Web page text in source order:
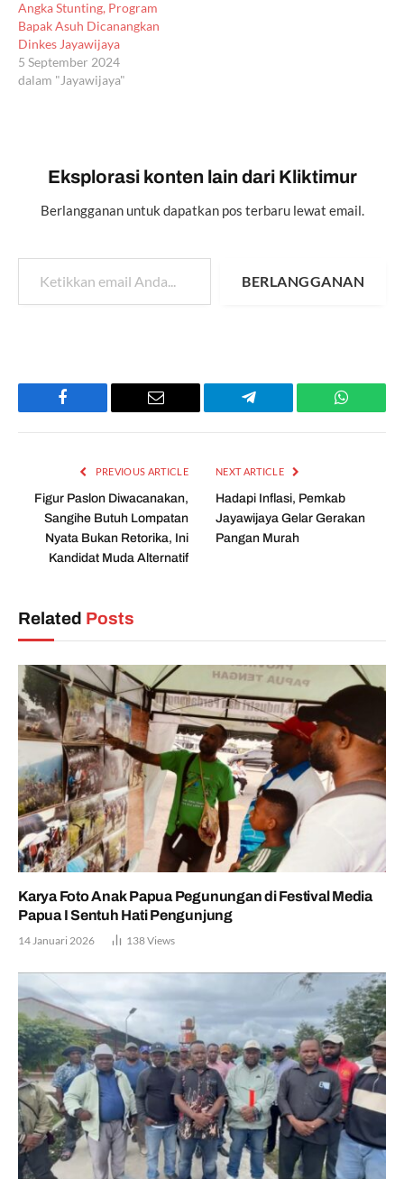
Angka Stunting, Program
Bapak Asuh Dicanangkan
Dinkes Jayawijaya
5 September 2024
dalam "Jayawijaya"
Eksplorasi konten lain dari Kliktimur
Berlangganan untuk dapatkan pos terbaru lewat email.
Ketikkan email Anda...
BERLANGGANAN
Facebook Email Telegram
PREVIOUS ARTICLE
Figur Paslon Diwacanakan,
Sangihe Butuh Lompatan
Nyata Bukan Retorika, Ini
Kandidat Muda Alternatif
NEXT ARTICLE
Hadapi Inflasi, Pemkab
Jayawijaya Gelar Gerakan
Pangan Murah
Related Posts
Karya Foto Anak Papua Pegunungan di Festival Media
Papua I Sentuh Hati Pengunjung
14 Januari 2026 138Views